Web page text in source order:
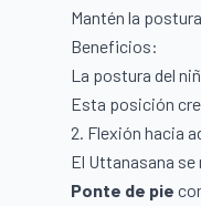
Mantén la
Beneficios:
La postura del
Esta posición
2. Flexión hacia
El Uttanasana se
Ponte de pie